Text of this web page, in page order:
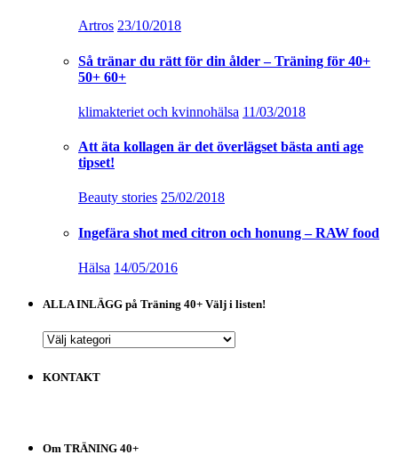
Artros 23/10/2018
Så tränar du rätt för din ålder – Träning för 40+
50+ 60+
klimakteriet och kvinnohälsa 11/03/2018
Att äta kollagen är det överlägset bästa anti age
tipset!
Beauty stories 25/02/2018
Ingefära shot med citron och honung – RAW food
Hälsa 14/05/2016
ALLA INLÄGG på Träning 40+ Välj i listen!
ALLA
på
Träning
listen!
KONTAKT
Om TRÄNING 40+